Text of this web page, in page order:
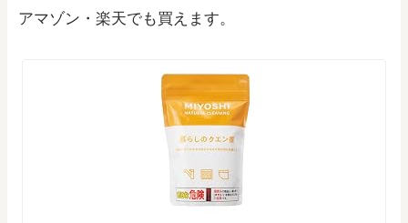
アマゾン・楽天でも買えます。